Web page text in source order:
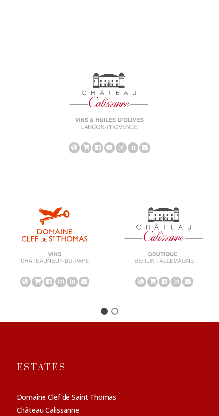
ESTATES
Domaine Clef de Saint Thomas
Château Calissanne